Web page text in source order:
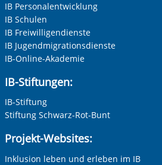
Vorherige
IB Personalentwicklung
IB Schulen
IB Freiwilligendienste
IB Jugendmigrationsdienste
IB-Online-Akademie
IB-Stiftungen:
IB-Stiftung
Stiftung Schwarz-Rot-Bunt
Projekt-Websites:
Inklusion leben und erleben im IB